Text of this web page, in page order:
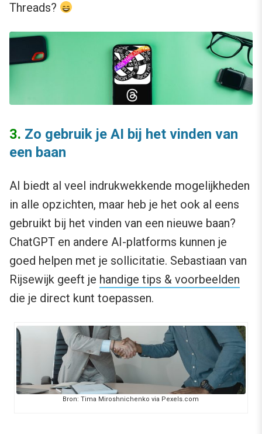
Threads?
3. Zo gebruik je AI bij het vinden van
een baan
AI biedt al veel indrukwekkende mogelijkheden
in alle opzichten, maar heb je het ook al eens
gebruikt bij het vinden van een nieuwe baan?
ChatGPT en andere AI-platforms kunnen je
goed helpen met je sollicitatie. Sebastiaan van
Rijsewijk geeft je handige tips & voorbeelden
die je direct kunt toepassen.
Bron: Tima Miroshnichenko via Pexels.com